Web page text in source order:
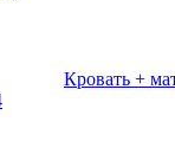
Кровать +